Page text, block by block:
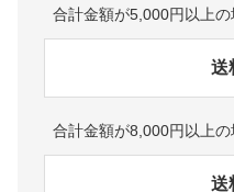
合計金額が5,000円以上
送
合計金額が8,000円以上
送